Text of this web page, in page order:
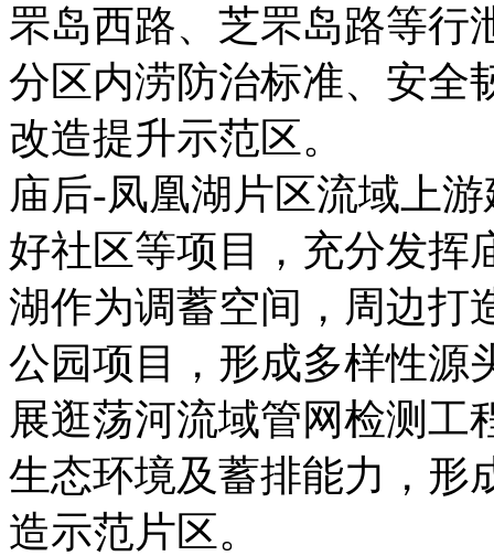
罘岛西路、芝罘岛路等行
分区内涝防治标准、安全
改造提升示范区。
庙后-凤凰湖片区流域上
好社区等项目，充分发挥
湖作为调蓄空间，周边打
公园项目，形成多样性源
展逛荡河流域管网检测工
生态环境及蓄排能力，形
造示范片区。